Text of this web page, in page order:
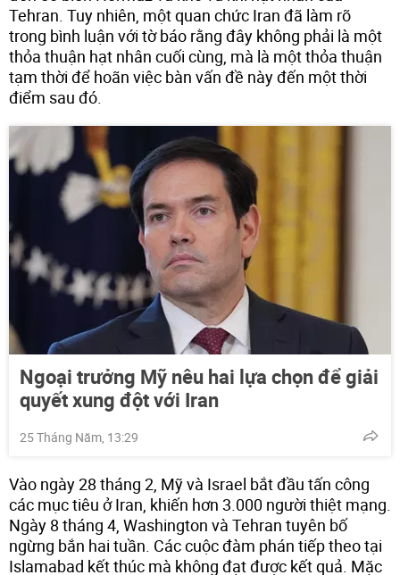
Tehran. Tuy nhiên, một quan chức Iran đã làm rõ
trong bình luận với tờ báo rằng đây không phải là một
thỏa thuận hạt nhân cuối cùng, mà là một thỏa thuận
tạm thời để hoãn việc bàn vấn đề này đến một thời
điểm sau đó.
Ngoại trưởng Mỹ nêu hai lựa chọn để giải
quyết xung đột với Iran
25 Tháng Năm, 13:29
Vào ngày 28 tháng 2, Mỹ và Israel bắt đầu tấn công
các mục tiêu ở Iran, khiến hơn 3.000 người thiệt mạng.
Ngày 8 tháng 4, Washington và Tehran tuyên bố
ngừng bắn hai tuần. Các cuộc đàm phán tiếp theo tại
Islamabad kết thúc mà không đạt được kết quả. Mặc